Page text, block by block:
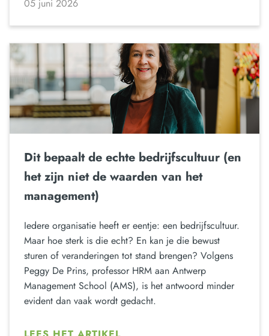
05 juni 2026
Dit bepaalt de echte bedrijfscultuur (en
het zijn niet de waarden van het
management)
Iedere organisatie heeft er eentje: een bedrijfscultuur.
Maar hoe sterk is die echt? En kan je die bewust
sturen of veranderingen tot stand brengen? Volgens
Peggy De Prins, professor HRM aan Antwerp
Management School (AMS), is het antwoord minder
evident dan vaak wordt gedacht.